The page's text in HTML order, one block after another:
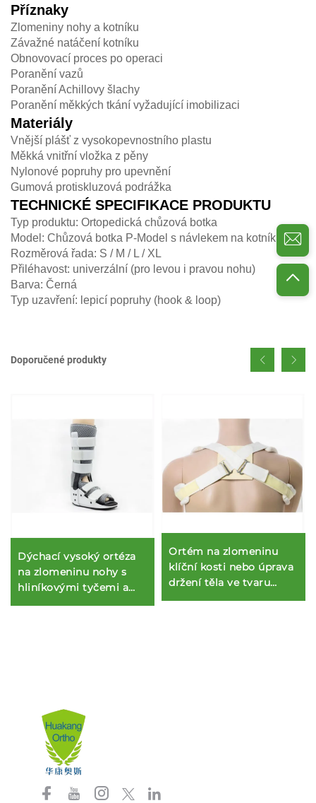
Příznaky
Zlomeniny nohy a kotníku
Závažné natáčení kotníku
Obnovovací proces po operaci
Poranění vazů
Poranění Achillovy šlachy
Poranění měkkých tkání vyžadující imobilizaci
Materiály
Vnější plášť z vysokopevnostního plastu
Měkká vnitřní vložka z pěny
Nylonové popruhy pro upevnění
Gumová protiskluzová podrážka
TECHNICKÉ SPECIFIKACE PRODUKTU
Typ produktu: Ortopedická chůzová botka
Model: Chůzová botka P-Model s návlekem na kotník
Rozměrová řada: S / M / L / XL
Přiléhavost: univerzální (pro levou i pravou nohu)
Barva: Černá
Typ uzavření: lepicí popruhy (hook & loop)
Doporučené produkty
Dýchací vysoký ortéza
na zlomeninu nohy s
hliníkovými tyčemi a
pěnovou síťovinou
Ortém na zlomeninu
klíční kosti nebo úprava
držení těla ve tvaru
osmičky, límec při